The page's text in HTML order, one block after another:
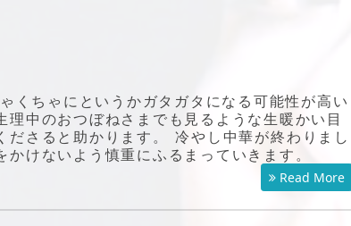
くちゃにというかガタガタになる可能性が高い
中のおつぼねさまでも見るような生暖かい目
さると助かります。 冷やし中華が終わりまし
けないよう慎重にふるまっていきます。
Read More